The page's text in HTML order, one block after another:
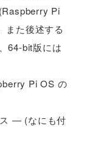
Pi
、また後述する
64-bit版には
Pi OS の
― (なにも付